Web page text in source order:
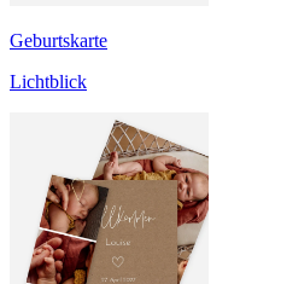
Geburtskarte
Lichtblick